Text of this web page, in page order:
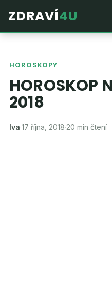
ZDRAVÍ4U
HOROSKOPY
HOROSKOP
2018
Iva·17 října, 2018·20 min čtení